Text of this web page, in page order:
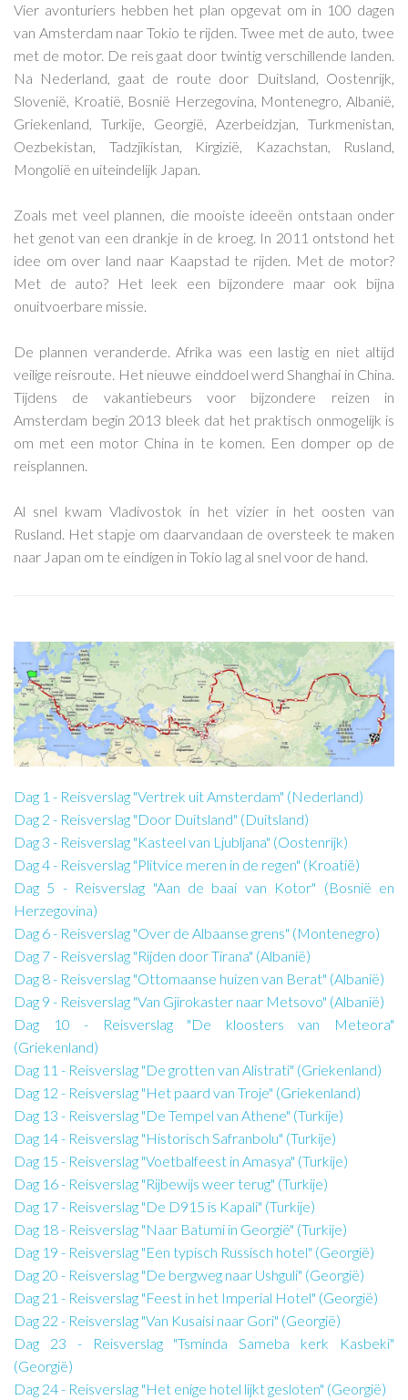
Vier avonturiers hebben het plan opgevat om in 100 dagen
van Amsterdam naar Tokio te rijden. Twee met de auto, twee
met de motor. De reis gaat door twintig verschillende landen.
Na Nederland, gaat de route door Duitsland, Oostenrijk,
Slovenië, Kroatië, Bosnië Herzegovina, Montenegro, Albanië,
Griekenland, Turkije, Georgië, Azerbeidzjan, Turkmenistan,
Oezbekistan, Tadzjikistan, Kirgizië, Kazachstan, Rusland,
Mongolië en uiteindelijk Japan.
Zoals met veel plannen, die mooiste ideeën ontstaan onder
het genot van een drankje in de kroeg. In 2011 ontstond het
idee om over land naar Kaapstad te rijden. Met de motor?
Met de auto? Het leek een bijzondere maar ook bijna
onuitvoerbare missie.
De plannen veranderde. Afrika was een lastig en niet altijd
veilige reisroute. Het nieuwe einddoel werd Shanghai in China.
Tijdens de vakantiebeurs voor bijzondere reizen in
Amsterdam begin 2013 bleek dat het praktisch onmogelijk is
om met een motor China in te komen. Een domper op de
reisplannen.
Al snel kwam Vladivostok in het vizier in het oosten van
Rusland. Het stapje om daarvandaan de oversteek te maken
naar Japan om te eindigen in Tokio lag al snel voor de hand.
Dag 1 - Reisverslag "Vertrek uit Amsterdam" (Nederland)
Dag 2 - Reisverslag "Door Duitsland" (Duitsland)
Dag 3 - Reisverslag "Kasteel van Ljubljana" (Oostenrijk)
Dag 4 - Reisverslag "Plitvice meren in de regen" (Kroatië)
Dag 5 - Reisverslag "Aan de baai van Kotor" (Bosnië en
Herzegovina)
Dag 6 - Reisverslag "Over de Albaanse grens" (Montenegro)
Dag 7 - Reisverslag "Rijden door Tirana" (Albanië)
Dag 8 - Reisverslag "Ottomaanse huizen van Berat" (Albanië)
Dag 9 - Reisverslag "Van Gjirokaster naar Metsovo" (Albanië)
Dag 10 - Reisverslag "De kloosters van Meteora"
(Griekenland)
Dag 11 - Reisverslag "De grotten van Alistrati" (Griekenland)
Dag 12 - Reisverslag "Het paard van Troje" (Griekenland)
Dag 13 - Reisverslag "De Tempel van Athene" (Turkije)
Dag 14 - Reisverslag "Historisch Safranbolu" (Turkije)
Dag 15 - Reisverslag "Voetbalfeest in Amasya" (Turkije)
Dag 16 - Reisverslag "Rijbewijs weer terug" (Turkije)
Dag 17 - Reisverslag "De D915 is Kapali" (Turkije)
Dag 18 - Reisverslag "Naar Batumi in Georgië" (Turkije)
Dag 19 - Reisverslag "Een typisch Russisch hotel" (Georgië)
Dag 20 - Reisverslag "De bergweg naar Ushguli" (Georgië)
Dag 21 - Reisverslag "Feest in het Imperial Hotel" (Georgië)
Dag 22 - Reisverslag "Van Kusaisi naar Gori" (Georgië)
Dag 23 - Reisverslag "Tsminda Sameba kerk Kasbeki"
(Georgië)
Dag 24 - Reisverslag "Het enige hotel lijkt gesloten" (Georgië)